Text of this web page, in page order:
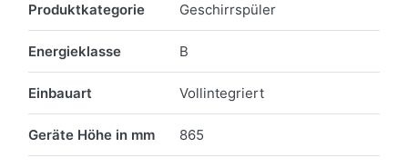
Produktkategorie Geschirrspüler
Energieklasse B
Einbauart Vollintegriert
Geräte Höhe in mm 865